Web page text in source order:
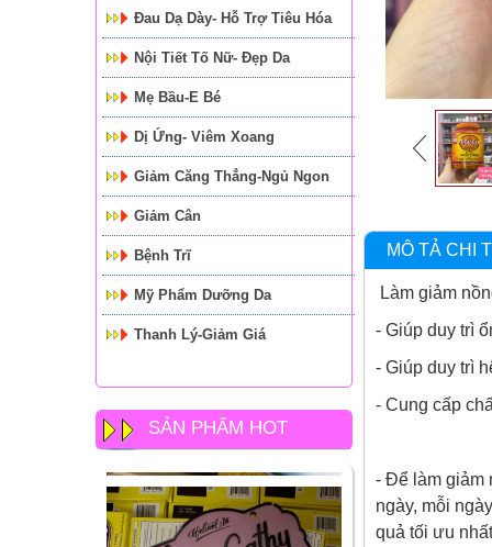
Đau Dạ Dày- Hỗ Trợ Tiêu Hóa
Nội Tiết Tố Nữ- Đẹp Da
Mẹ Bầu-E Bé
Dị Ứng- Viêm Xoang
Giảm Căng Thẳng-Ngủ Ngon
Giảm Cân
Bệnh Trĩ
Mỹ Phẩm Dưỡng Da
Thanh Lý-Giảm Giá
SẢN PHẨM HOT
MÔ TẢ CHI
Làm giảm
- Giúp duy trì
- Giúp duy trì
- Cung cấp
- Để làm giảm
ngày, mỗi
quả tối ưu